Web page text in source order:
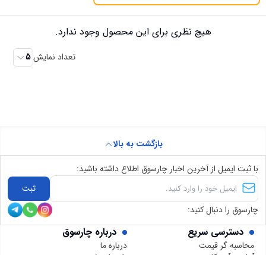
هیچ نظری برای این محصول وجود ندارد.
تعداد نمایش 5
دسترسی سریع
محاسبه گر قیمت
درباره چارسوق
درباره ما
بازگشت به بالا
با ثبت ایمیل از آخرین اخبار چارسوق اطلاع داشته باشید:
ثبت
چارسوق را دنبال کنید: